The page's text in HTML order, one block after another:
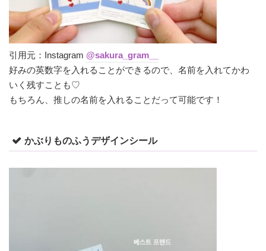
引用元：Instagram @sakura_gram__
好みの英数字を入れることができるので、名前を入れてかわ
いく残すことも♡
もちろん、推しの名前を入れることだって可能です！
かぶりものふうデザインシール